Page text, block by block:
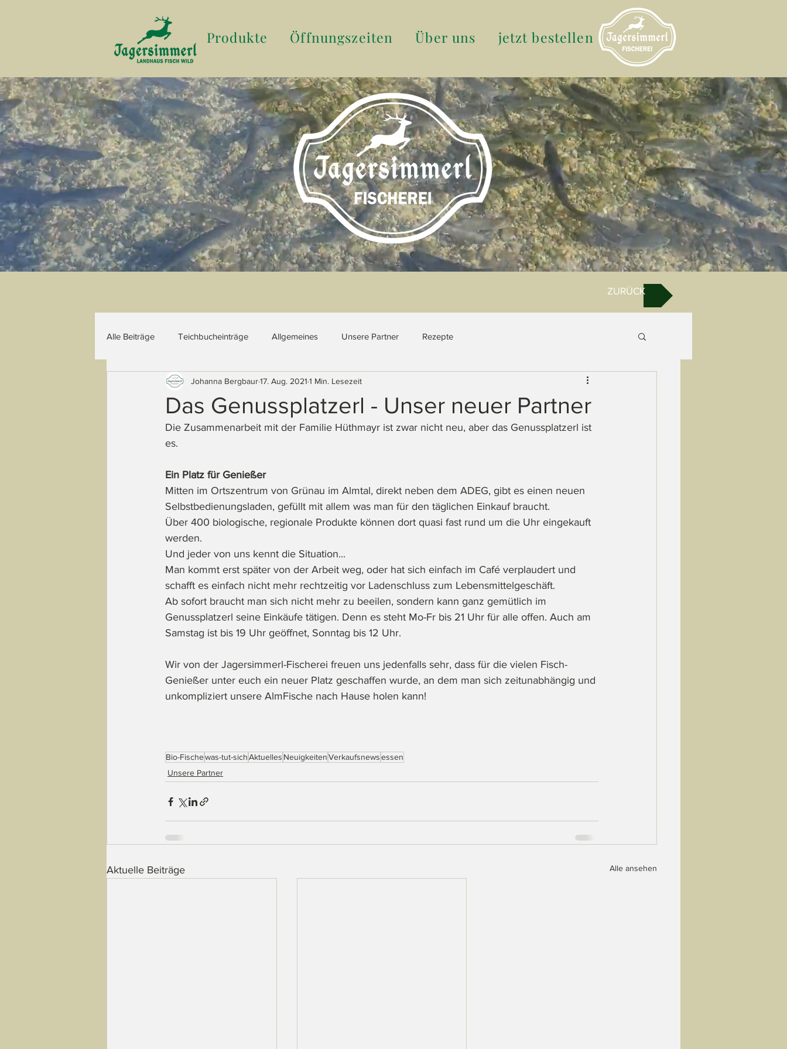
Produkte Öffnungszeiten Über uns jetzt bestellen
ZURÜCK
Alle Beiträge Teichbucheinträge Allgemeines Unsere Partner Rezepte
Das Genussplatzerl - Unser neuer Partner
Johanna Bergbaur17. Aug. 2021 1 Min. Lesezeit
Die Zusammenarbeit mit der Familie Hüthmayr ist zwar nicht neu, aber das Genussplatzerl ist
es.
Ein Platz für Genießer
Mitten im Ortszentrum von Grünau im Almtal, direkt neben dem ADEG, gibt es einen neuen
Selbstbedienungsladen, gefüllt mit allem was man für den täglichen Einkauf braucht.
Über 400 biologische, regionale Produkte können dort quasi fast rund um die Uhr eingekauft
werden.
Und jeder von uns kennt die Situation...
Man kommt erst später von der Arbeit weg, oder hat sich einfach im Café verplaudert und
schafft es einfach nicht mehr rechtzeitig vor Ladenschluss zum Lebensmittelgeschäft.
Ab sofort braucht man sich nicht mehr zu beeilen, sondern kann ganz gemütlich im
Genussplatzerl seine Einkäufe tätigen. Denn es steht Mo-Fr bis 21 Uhr für alle offen. Auch am
Samstag ist bis 19 Uhr geöffnet, Sonntag bis 12 Uhr.
Wir von der Jagersimmerl-Fischerei freuen uns jedenfalls sehr, dass für die vielen Fisch-
Genießer unter euch ein neuer Platz geschaffen wurde, an dem man sich zeitunabhängig und
unkompliziert unsere AlmFische nach Hause holen kann!
Bio-Fischewas-tut-sichAktuelles NeuigkeitenVerkaufsnewsessen
Unsere Partner
Aktuelle Beiträge Alle ansehen